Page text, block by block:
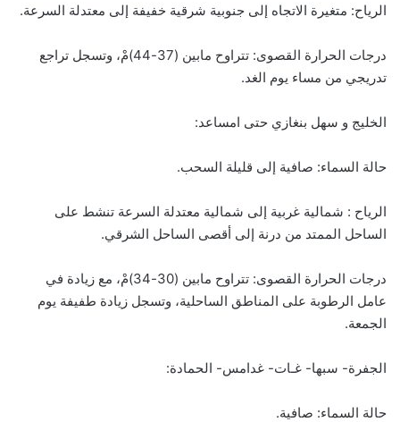
الرياح: متغيرة الاتجاه إلى جنوبية شرقية خفيفة إلى معتدلة السرعة.
درجات الحرارة القصوى: تتراوح مابين (37-44)مْ، وتسجل تراجع
تدريجي من مساء يوم الغد.
الخليج و سهل بنغازي حتى امساعد:
حالة السماء: صافية إلى قليلة السحب.
الرياح : شمالية غربية إلى شمالية معتدلة السرعة تنشط على
الساحل الممتد من درنة إلى أقصى الساحل الشرقي.
درجات الحرارة القصوى: تتراوح مابين (30-34)مْ، مع زيادة في
عامل الرطوبة على المناطق الساحلية، وتسجل زيادة طفيفة يوم
الجمعة.
الجفرة- سبها- غـات- غدامس- الحمادة:
حالة السماء: صافية.